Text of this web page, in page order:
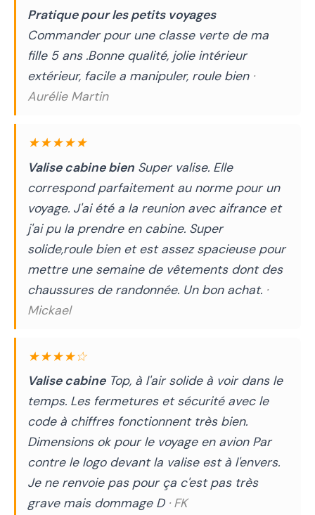
Pratique pour les petits voyages
Commander pour une classe verte de ma
fille 5 ans .Bonne qualité, jolie intérieur
extérieur, facile a manipuler, roule bien ·
Aurélie Martin
★★★★★
Valise cabine bien Super valise. Elle
correspond parfaitement au norme pour un
voyage. J'ai été a la reunion avec aifrance et
j'ai pu la prendre en cabine. Super
solide,roule bien et est assez spacieuse pour
mettre une semaine de vêtements dont des
chaussures de randonnée. Un bon achat. ·
Mickael
★★★★☆
Valise cabineTop, à l'air solide à voir dans le
temps. Les fermetures et sécurité avec le
code à chiffres fonctionnent très bien.
Dimensions ok pour le voyage en avion Par
contre le logo devant la valise est à l'envers.
Je ne renvoie pas pour ça c'est pas très
grave mais dommage D · FK